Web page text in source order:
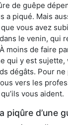
de guêpe
a piqué. Mais
vous avez
le venin, qui
moins de faire
qui y est sujette,
dégâts. Pour ne
vers les
vous aident.
piqûre d’une